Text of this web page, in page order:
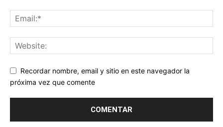
Recordar nombre, email y sitio en este navegador la
próxima vez que comente